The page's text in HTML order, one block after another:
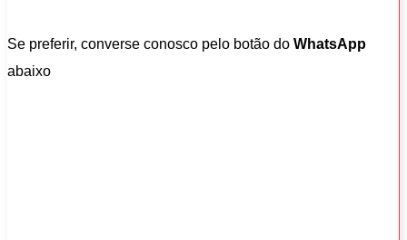
Se preferir, converse conosco pelo botão do WhatsApp
abaixo